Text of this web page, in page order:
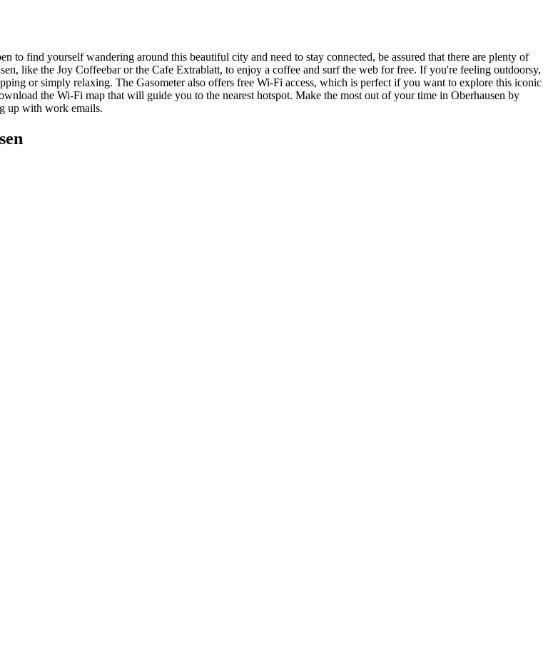
to find yourself wandering around this beautiful city and need to stay connected, be assured that there are plenty of
like the Joy Coffeebar or the Cafe Extrablatt, to enjoy a coffee and surf the web for free. If you're feeling outdoorsy,
or simply relaxing. The Gasometer also offers free Wi-Fi access, which is perfect if you want to explore this iconic
the Wi-Fi map that will guide you to the nearest hotspot. Make the most out of your time in Oberhausen by
up with work emails.